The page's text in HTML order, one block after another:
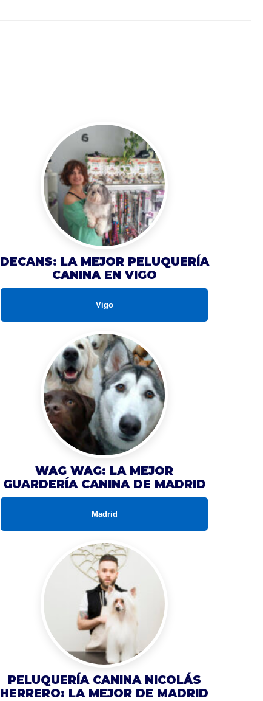
DECANS: LA MEJOR PELUQUERÍA
CANINA EN VIGO
Vigo
WAG WAG: LA MEJOR
GUARDERÍA CANINA DE MADRID
Madrid
PELUQUERÍA CANINA NICOLÁS
HERRERO: LA MEJOR DE MADRID